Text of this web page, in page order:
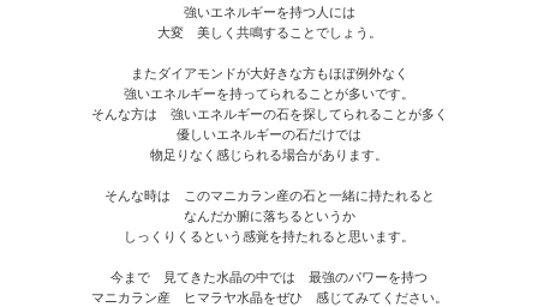
強いエネルギーを持つ人には
大変 美しく共鳴することでしょう。
またダイアモンドが大好きな方もほぼ例外なく
強いエネルギーを持ってられることが多いです。
そんな方は 強いエネルギーの石を探してられることが多く
優しいエネルギーの石だけでは
物足りなく感じられる場合があります。
そんな時は このマニカラン産の石と一緒に持たれると
なんだか腑に落ちるというか
しっくりくるという感覚を持たれると思います。
今まで 見てきた水晶の中では 最強のパワーを持つ
マニカラン産 ヒマラヤ水晶をぜひ 感じてみてください。